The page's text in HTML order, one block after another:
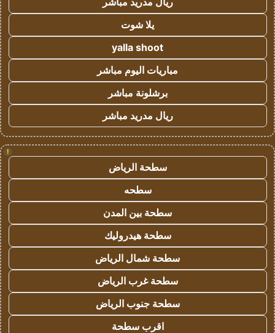
يلا شوت
yalla shoot
مباريات اليوم مباشر
برشلونة مباشر
ريال مدريد مباشر
!
سطحة الرياض
سطحه
سطحة بين المدن
سطحة هيدروليك
سطحة شمال الرياض
سطحة غرب الرياض
سطحة جنوب الرياض
اقرب سطحة